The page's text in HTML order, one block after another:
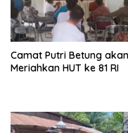
Camat Putri Betung akan
Meriahkan HUT ke 81 RI